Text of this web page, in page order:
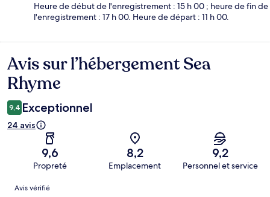
Heure de début de l'enregistrement : 15 h 00 ; heure de fin de
l'enregistrement : 17 h 00. Heure de départ : 11 h 00.
Avis
Avis sur l’hébergement Sea
Rhyme
9,4 Exceptionnel
24 avis
9,6
Propreté
8,2
Emplacement
9,2
Personnel et service
Avis
Avis vérifié